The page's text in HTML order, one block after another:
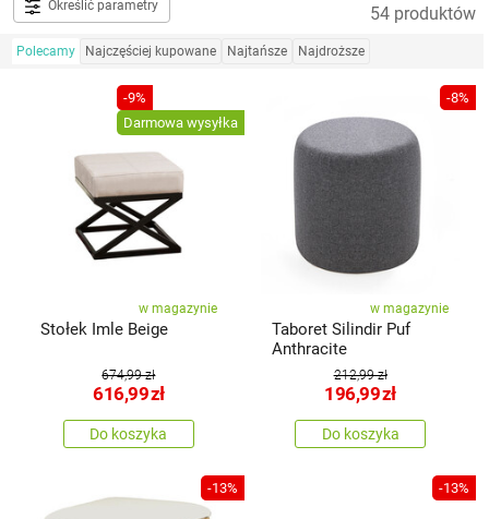
Określić parametry 54 produktów
Polecamy Najczęściej kupowane Najtańsze Najdroższe
-9%
Darmowa wysyłka
w magazynie
Stołek Imle Beige
674,99 zł
616,99zł
Do koszyka
-8%
w magazynie
Taboret Silindir Puf
Anthracite
212,99 zł
196,99zł
Do koszyka
-13% -13%